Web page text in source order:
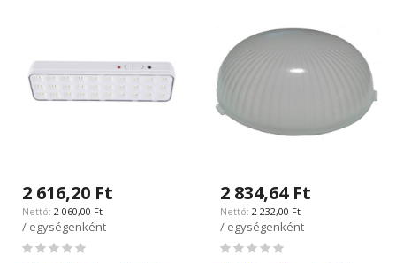
2 616,20 Ft
2 060,00 Ft
/ egységenként
Rating:
2 834,64 Ft
2 232,00 Ft
/ egységenként
Rating: